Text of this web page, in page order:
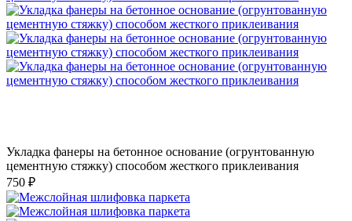
Укладка фанеры на бетонное основание (огрунтованную
цементную стяжку) способом жесткого приклеивания
750 ₽